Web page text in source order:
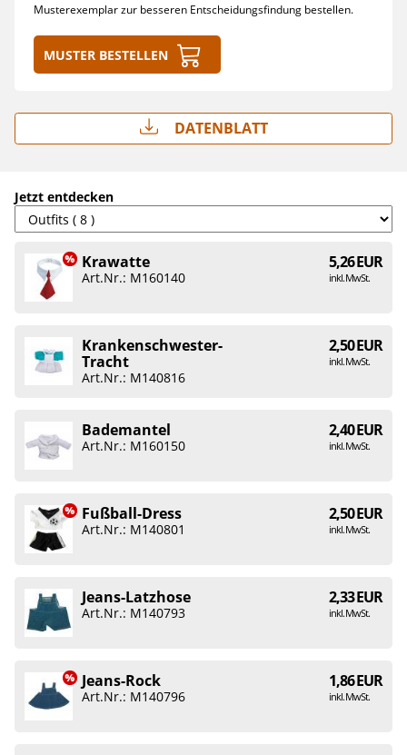
Musterexemplar zur besseren Entscheidungsfindung bestellen.
Muster bestellen
Datenblatt
Jetzt entdecken
Krawatte 5,26 EUR
inkl. MwSt.
Art.Nr.: M160140
Krankenschwester-
Tracht
2,50 EUR
inkl. MwSt.
Art.Nr.: M140816
Bademantel 2,40 EUR
inkl. MwSt.
Art.Nr.: M160150
Fußball-Dress 2,50 EUR
inkl. MwSt.
Art.Nr.: M140801
Jeans-Latzhose 2,33 EUR
inkl. MwSt.
Art.Nr.: M140793
Jeans-Rock 1,86 EUR
inkl. MwSt.
Art.Nr.: M140796